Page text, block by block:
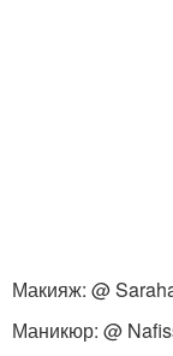
Макияж: @
Маникюр: @